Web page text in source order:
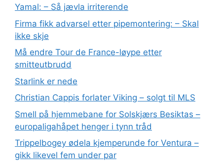
Yamal: – Så jævla irriterende
Firma fikk advarsel etter pipemontering: – Skal
ikke skje
Må endre Tour de France-løype etter
smitteutbrudd
Starlink er nede
Christian Cappis forlater Viking – solgt til MLS
Smell på hjemmebane for Solskjærs Besiktas –
europaligahåpet henger i tynn tråd
Trippelbogey ødela kjemperunde for Ventura –
gikk likevel fem under par